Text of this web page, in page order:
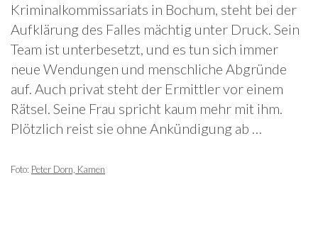
Kriminalkommissariats in Bochum, steht bei der
Aufklärung des Falles mächtig unter Druck. Sein
Team ist unterbesetzt, und es tun sich immer
neue Wendungen und menschliche Abgründe
auf. Auch privat steht der Ermittler vor einem
Rätsel. Seine Frau spricht kaum mehr mit ihm.
Plötzlich reist sie ohne Ankündigung ab …
Foto: Peter Dorn, Kamen